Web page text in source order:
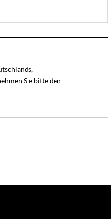
Sie bitte den